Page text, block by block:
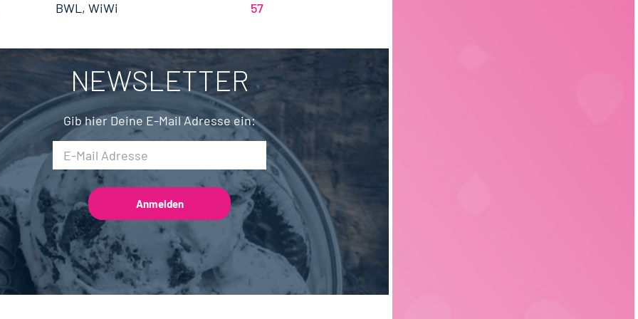
BWL, WiWi 57
Mechatronik
Brauwesen 5 Elektrotechnik
Brandenburg 4
NEWSLETTER
Gib hier Deine E-Mail Adresse ein: